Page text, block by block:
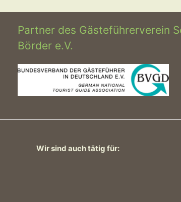
Partner des Gästeführerverein
Börder e.V.
Wir sind auch tätig für: